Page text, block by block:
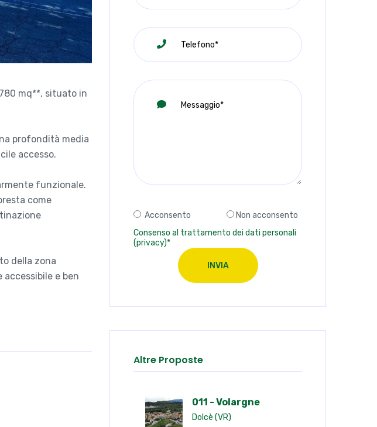
mq**, situato in
profondità media
accesso.
funzionale.
come
della zona
e ben
Acconsento
Non acconsento
Consenso al trattamento dei dati personali
(privacy)*
INVIA
Altre Proposte
011 - Volargne
Dolcè (VR)